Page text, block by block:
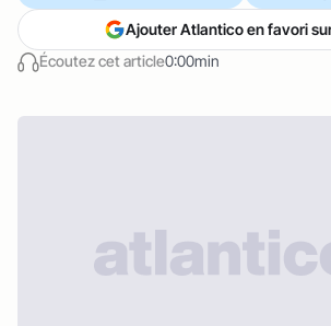
Écoutez cet article0:00min
Ajouter Atlantico en favori